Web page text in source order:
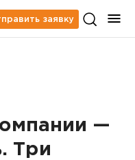
заявку
—
Три